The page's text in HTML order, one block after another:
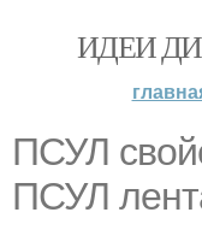
ИДЕИ
ПСУЛ
ПСУЛ